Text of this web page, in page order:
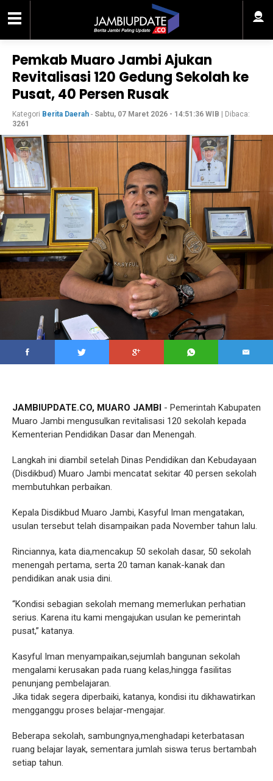
Pemkab Muaro Jambi Ajukan
Revitalisasi 120 Gedung Sekolah ke
Pusat, 40 Persen Rusak
Kategori Berita Daerah - Sabtu, 07 Maret 2026 - 14:51:36 WIB | Dibaca:
3261
JAMBIUPDATE.CO, MUARO JAMBI - Pemerintah Kabupaten
Muaro Jambi mengusulkan revitalisasi 120 sekolah kepada
Kementerian Pendidikan Dasar dan Menengah.
Langkah ini diambil setelah Dinas Pendidikan dan Kebudayaan
(Disdikbud) Muaro Jambi mencatat sekitar 40 persen sekolah
membutuhkan perbaikan.
Kepala Disdikbud Muaro Jambi, Kasyful Iman mengatakan,
usulan tersebut telah disampaikan pada November tahun lalu.
Rinciannya, kata dia,mencakup 50 sekolah dasar, 50 sekolah
menengah pertama, serta 20 taman kanak-kanak dan
pendidikan anak usia dini.
“Kondisi sebagian sekolah memang memerlukan perhatian
serius. Karena itu kami mengajukan usulan ke pemerintah
pusat,” katanya.
Kasyful Iman menyampaikan,sejumlah bangunan sekolah
mengalami kerusakan pada ruang kelas,hingga fasilitas
penunjang pembelajaran.
Jika tidak segera diperbaiki, katanya, kondisi itu dikhawatirkan
mengganggu proses belajar-mengajar.
Beberapa sekolah, sambungnya,menghadapi keterbatasan
ruang belajar layak, sementara jumlah siswa terus bertambah
setiap tahun.